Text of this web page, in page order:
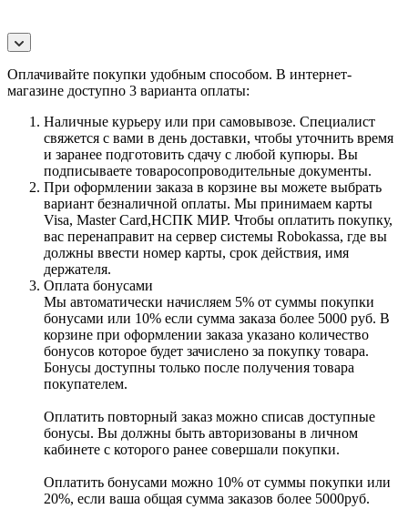
Оплачивайте покупки удобным способом. В интернет-
магазине доступно 3 варианта оплаты:
Наличные курьеру или при самовывозе. Специалист
свяжется с вами в день доставки, чтобы уточнить время
и заранее подготовить сдачу с любой купюры. Вы
подписываете товаросопроводительные документы.
При оформлении заказа в корзине вы можете выбрать
вариант безналичной оплаты. Мы принимаем карты
Visa, Master Card,НСПК МИР. Чтобы оплатить покупку,
вас перенаправит на сервер системы Robokassa, где вы
должны ввести номер карты, срок действия, имя
держателя.
Оплата бонусами
Мы автоматически начисляем 5% от суммы покупки
бонусами или 10% если сумма заказа более 5000 руб. В
корзине при оформлении заказа указано количество
бонусов которое будет зачислено за покупку товара.
Бонусы доступны только после получения товара
покупателем.
Оплатить повторный заказ можно списав доступные
бонусы. Вы должны быть авторизованы в личном
кабинете с которого ранее совершали покупки.
Оплатить бонусами можно 10% от суммы покупки или
20%, если ваша общая сумма заказов более 5000руб.